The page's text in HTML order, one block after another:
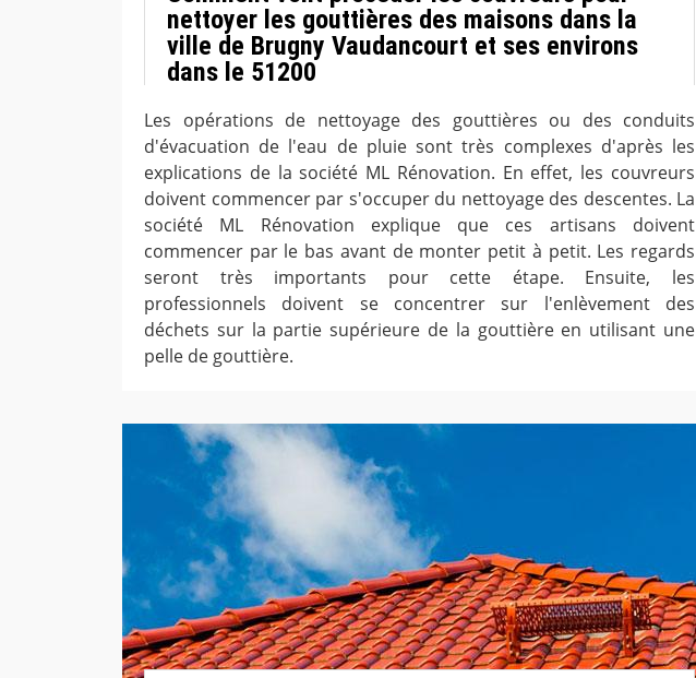
nettoyer les gouttières des maisons dans la
ville de Brugny Vaudancourt et ses environs
dans le 51200
Les opérations de nettoyage des gouttières ou des conduits
d'évacuation de l'eau de pluie sont très complexes d'après les
explications de la société ML Rénovation. En effet, les couvreurs
doivent commencer par s'occuper du nettoyage des descentes. La
société ML Rénovation explique que ces artisans doivent
commencer par le bas avant de monter petit à petit. Les regards
seront très importants pour cette étape. Ensuite, les
professionnels doivent se concentrer sur l'enlèvement des
déchets sur la partie supérieure de la gouttière en utilisant une
pelle de gouttière.